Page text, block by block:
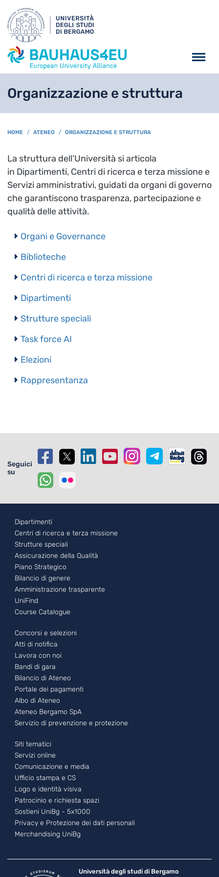
Organizzazione e struttura
BREADCRUMB
HOME ATENEO ORGANIZZAZIONE E STRUTTURA
La struttura dell’Università si articola
in Dipartimenti, Centri di ricerca e terza missione e
Servizi amministrativi, guidati da organi di governo
che garantiscono trasparenza, partecipazione e
qualità delle attività.
Organi e Governance
Biblioteche
Centri di ricerca e terza missione
Dipartimenti
Strutture speciali
Task force AI
Elezioni
Rappresentanza
Seguici
su
Footer - 1
Dipartimenti
Centri di ricerca e terza missione
Strutture speciali
Assicurazione della Qualità
Piano Strategico
Bilancio di genere
Amministrazione trasparente
UniFind
Course Catalogue
Footer - 2
Concorsi e selezioni
Atti di notifica
Lavora con noi
Bandi di gara
Bilancio di Ateneo
Portale dei pagamenti
Albo di Ateneo
Ateneo Bergamo SpA
Servizio di prevenzione e protezione
Footer - 3
Siti tematici
Servizi online
Comunicazione e media
Ufficio stampa e CS
Logo e identità visiva
Patrocinio e richiesta spazi
Sostieni UniBg - 5x1000
Privacy e Protezione dei dati personali
Merchandising UniBg
Università degli studi di Bergamo